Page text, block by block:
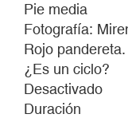
Pie media
Fotografía:
Rojo pandereta.
¿Es un ciclo?
Desactivado
Duración